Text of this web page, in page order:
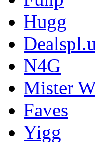
Hugg
N4G
Mister
Faves
Yigg